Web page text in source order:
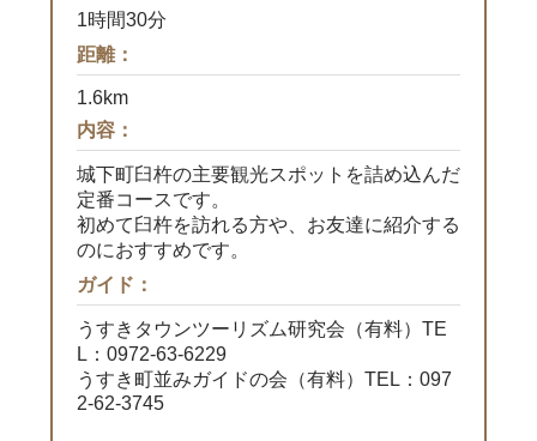
1時間30分
距離：
1.6km
内容：
城下町臼杵の主要観光スポットを詰め込んだ
定番コースです。
初めて臼杵を訪れる方や、お友達に紹介する
のにおすすめです。
ガイド：
うすきタウンツーリズム研究会（有料）TE
L：0972-63-6229
うすき町並みガイドの会（有料）TEL：097
2-62-3745